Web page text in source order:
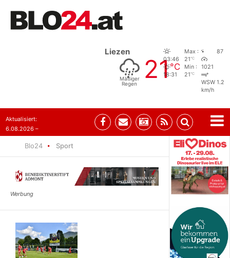
Liezen
Mäßiger
Regen
21°C
03:46
18:31
Max :
21°C
Min :
21°C
87
1021
WSW 1.2
km/h
Aktualisiert:
6.08.2026 –
Blo24 Sport